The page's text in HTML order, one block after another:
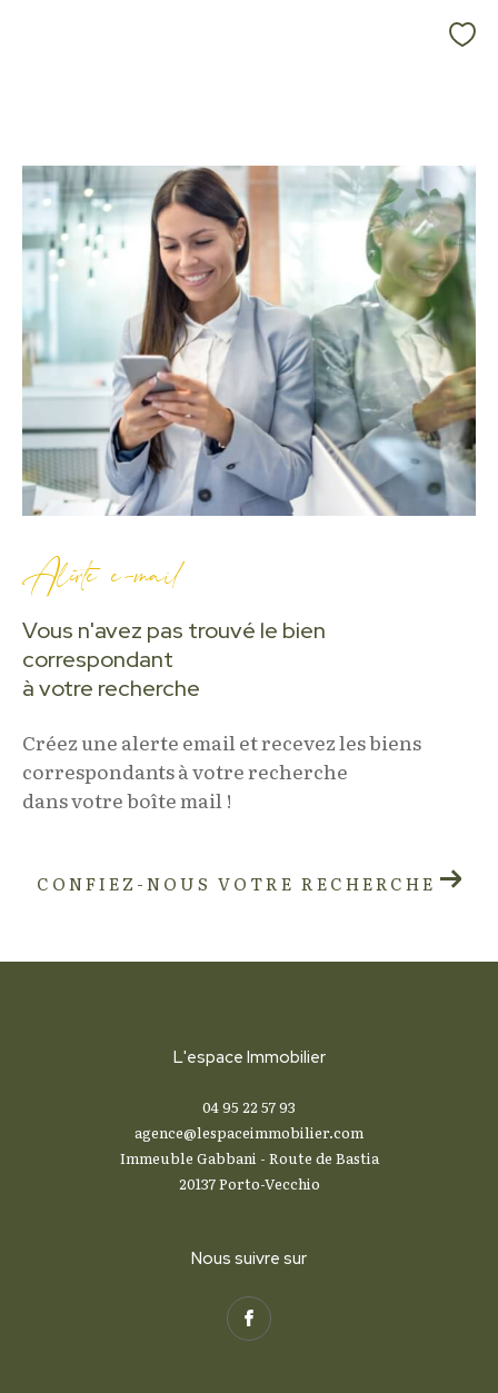
Alerte e-mail
Vous n'avez pas trouvé le bien
correspondant
à votre recherche
Créez une alerte email et recevez les biens
correspondants à votre recherche
dans votre boîte mail !
CONFIEZ-NOUS VOTRE RECHERCHE
L'espace Immobilier
04 95 22 57 93
agence@lespaceimmobilier.com
Immeuble Gabbani - Route de Bastia
20137 Porto-Vecchio
Nous suivre sur